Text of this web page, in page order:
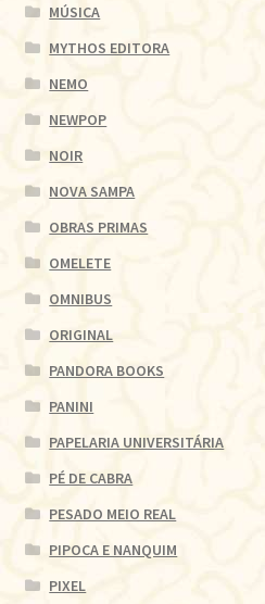
MÚSICA
MYTHOS EDITORA
NEMO
NEWPOP
NOIR
NOVA SAMPA
OBRAS PRIMAS
OMELETE
OMNIBUS
ORIGINAL
PANDORA BOOKS
PANINI
PAPELARIA UNIVERSITÁRIA
PÉ DE CABRA
PESADO MEIO REAL
PIPOCA E NANQUIM
PIXEL